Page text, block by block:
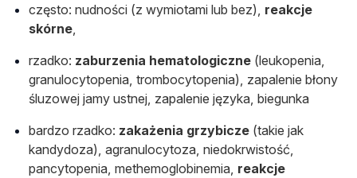
często: nudności (z wymiotami lub bez), reakcje
skórne
rzadko: zaburzenia hematologiczne (leukopenia,
granulocytopenia, trombocytopenia), zapalenie błony
śluzowej jamy ustnej, zapalenie języka, biegunka
bardzo rzadko: zakażenia grzybicze (takie jak
kandydoza), agranulocytoza, niedokrwistość,
pancytopenia, methemoglobinemia, reakcje